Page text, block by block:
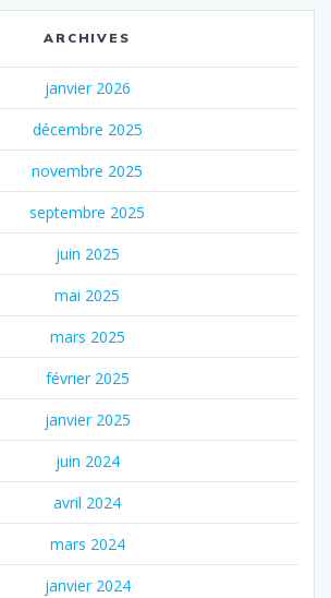
ARCHIVES
janvier 2026
décembre 2025
novembre 2025
septembre 2025
juin 2025
mai 2025
mars 2025
février 2025
janvier 2025
juin 2024
avril 2024
mars 2024
janvier 2024